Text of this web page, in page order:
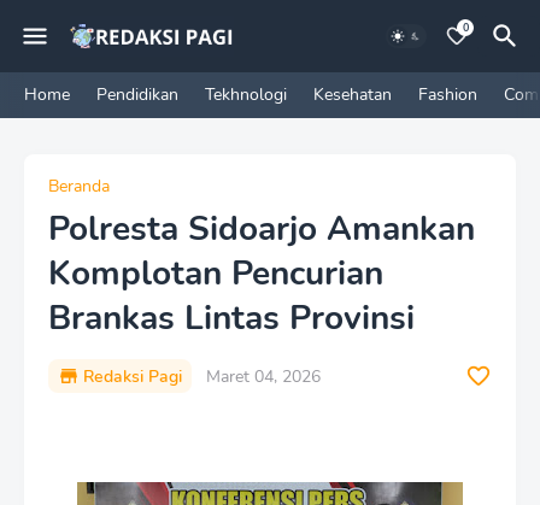
0
Home Pendidikan Tekhnologi Kesehatan Fashion
Beranda
Polresta Sidoarjo Amankan
Komplotan Pencurian
Brankas Lintas Provinsi
Redaksi Pagi Maret 04, 2026